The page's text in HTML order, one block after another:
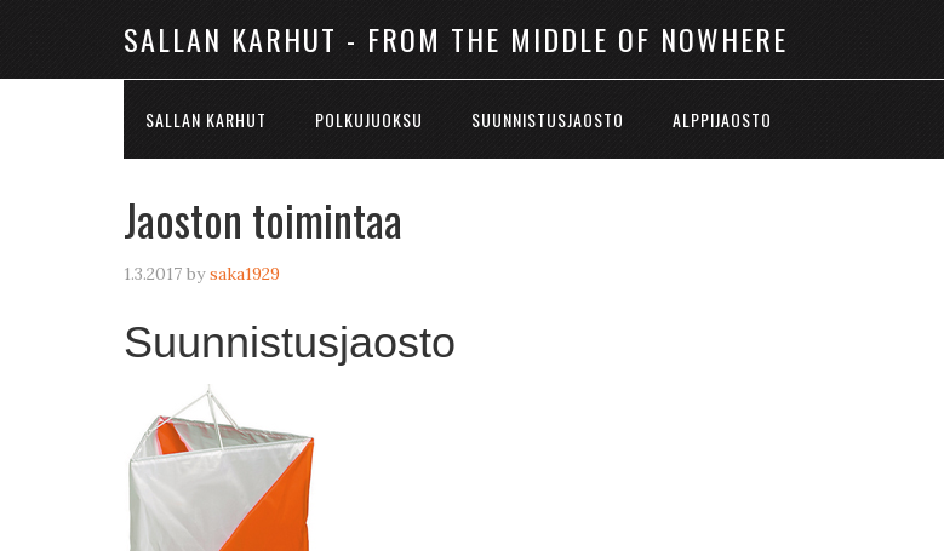
SALLAN KARHUT - FROM THE MIDDLE OF NOWHERE
SALLAN KARHUT POLKUJUOKSU SUUNNISTUSJAOSTO ALPPIJAOSTO
Jaoston toimintaa
1.3.2017 bysaka1929
Suunnistusjaosto